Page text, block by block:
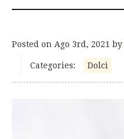
Posted on Ago 3rd, 2021 by
Categories: Dolci